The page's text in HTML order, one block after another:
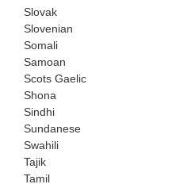
Slovak
Slovenian
Somali
Samoan
Scots Gaelic
Shona
Sindhi
Sundanese
Swahili
Tajik
Tamil